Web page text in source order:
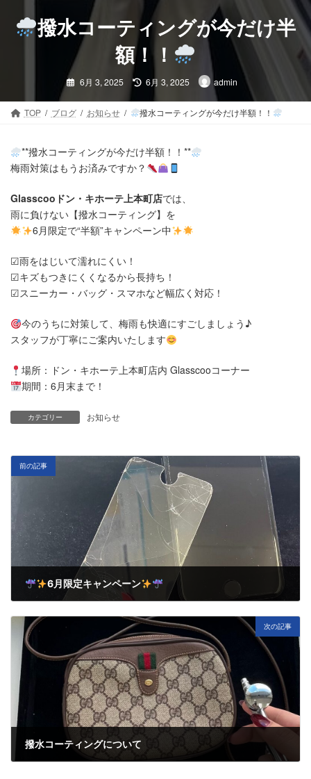
撥水コーティングが今だけ半
額！！
6月 3, 2025 最
終
新
日
時
6月 3, 2025 admin
TOP ブログ お知らせ 撥水コーティングが今だけ半額！！
**撥水コーティングが今だけ半額！！**
梅雨対策はもうお済みですか？
Glasscooドン・キホーテ上本町店では、
雨に負けない【撥水コーティング】を
6月限定で“半額”キャンペーン中
☑雨をはじいて濡れにくい！
☑キズもつきにくくなるから長持ち！
☑スニーカー・バッグ・スマホなど幅広く対応！
今のうちに対策して、梅雨も快適にすごしましょう♪
スタッフが丁寧にご案内いたします
場所：ドン・キホーテ上本町店内 Glasscooコーナー
期間：6月末まで！
カテゴリー お知らせ
前の記事
6月限定キャンペーン
次の記事
撥水コーティングについて